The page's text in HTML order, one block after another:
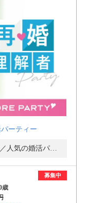
ーティー
＼着席スタイルでゆっくり話せる／人気の婚活パーティー・街コン
募集中
歳